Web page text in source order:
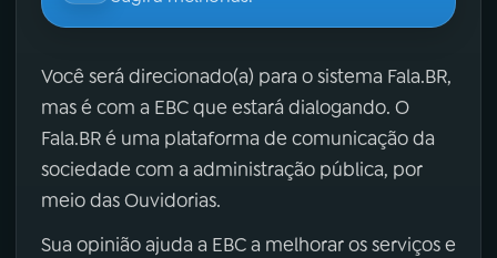
Você será direcionado(a) para o sistema Fala.BR,
mas é com a EBC que estará dialogando. O
Fala.BR é uma plataforma de comunicação da
sociedade com a administração pública, por
meio das Ouvidorias.
Sua opinião ajuda a EBC a melhorar os serviços e